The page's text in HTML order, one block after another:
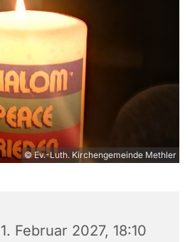
© Ev.-Luth. Kirchengemeinde Methler
Februar 2027, 18:10